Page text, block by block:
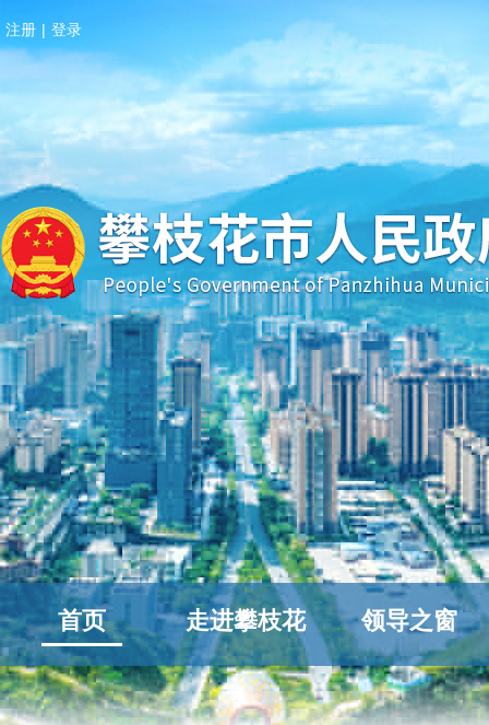
注册 | 登录
首页 走进攀枝花 领导之窗